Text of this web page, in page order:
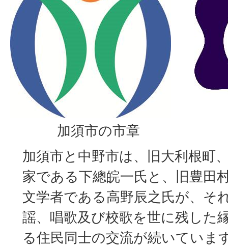
加須市の市章
加須市と中野市は、旧大利根町
家である下總皖一氏と、旧豊田
文学者である高野辰之氏が、そ
謡、唱歌及び校歌を世に残した
る住民同士の交流が続いていま